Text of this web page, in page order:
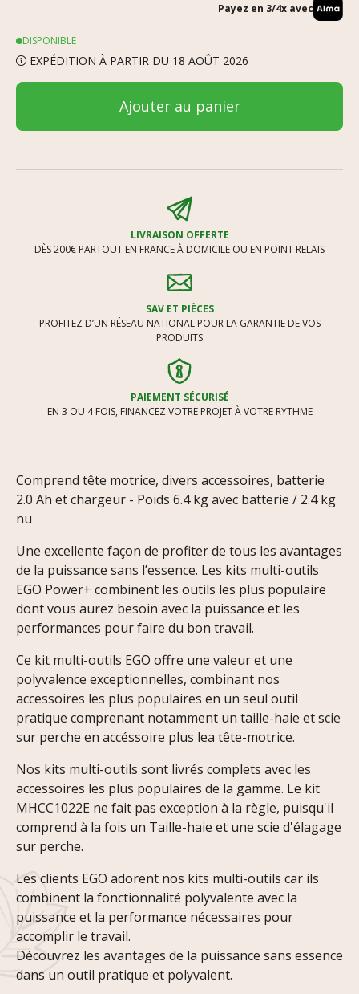
Payez en 3/4x avec
DISPONIBLE
EXPÉDITION À PARTIR DU 18 AOÛT 2026
Ajouter au panier
LIVRAISON OFFERTE
DÈS 200€ PARTOUT EN FRANCE À DOMICILE OU EN POINT RELAIS
SAV ET PIÈCES
PROFITEZ D’UN RÉSEAU NATIONAL POUR LA GARANTIE DE VOS
PRODUITS
PAIEMENT SÉCURISÉ
EN 3 OU 4 FOIS, FINANCEZ VOTRE PROJET À VOTRE RYTHME
Comprend tête motrice, divers accessoires, batterie
2.0 Ah et chargeur - Poids 6.4 kg avec batterie / 2.4 kg
nu
Une excellente façon de profiter de tous les avantages
de la puissance sans l’essence. Les kits multi-outils
EGO Power+ combinent les outils les plus populaire
dont vous aurez besoin avec la puissance et les
performances pour faire du bon travail.
Ce kit multi-outils EGO offre une valeur et une
polyvalence exceptionnelles, combinant nos
accessoires les plus populaires en un seul outil
pratique comprenant notamment un taille-haie et scie
sur perche en accéssoire plus lea tête-motrice.
Nos kits multi-outils sont livrés complets avec les
accessoires les plus populaires de la gamme. Le kit
MHCC1022E ne fait pas exception à la règle, puisqu'il
comprend à la fois un Taille-haie et une scie d'élagage
sur perche.
Les clients EGO adorent nos kits multi-outils car ils
combinent la fonctionnalité polyvalente avec la
puissance et la performance nécessaires pour
accomplir le travail.
Découvrez les avantages de la puissance sans essence
dans un outil pratique et polyvalent.